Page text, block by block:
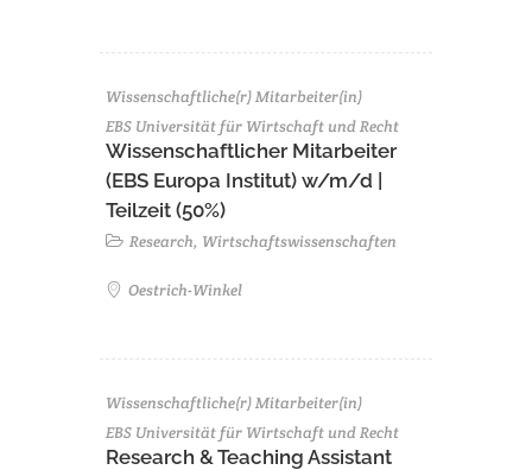
Wissenschaftliche(r) Mitarbeiter(in)
EBS Universität für Wirtschaft und Recht
Wissenschaftlicher Mitarbeiter
(EBS Europa Institut) w/m/d |
Teilzeit (50%)
Research, Wirtschaftswissenschaften
Oestrich-Winkel
Wissenschaftliche(r) Mitarbeiter(in)
EBS Universität für Wirtschaft und Recht
Research & Teaching Assistant